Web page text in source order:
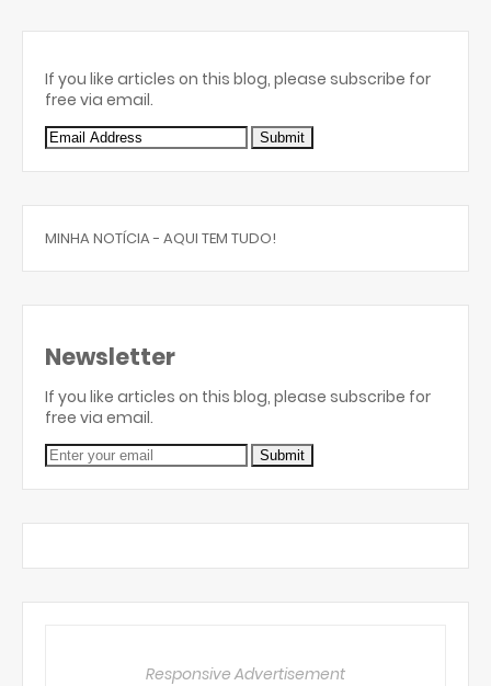
If you like articles on this blog, please subscribe for
free via email.
MINHA NOTÍCIA - AQUI TEM TUDO!
Newsletter
If you like articles on this blog, please subscribe for
free via email.
Responsive Advertisement